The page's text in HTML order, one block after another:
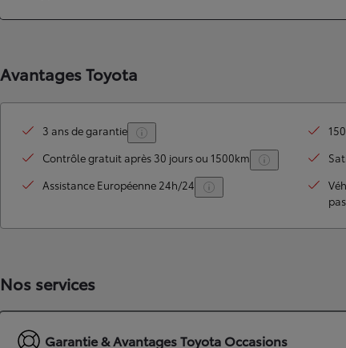
TOYOTA C-HR
HYBRIDE OU HYBRIDE RECHARGEABLE
Avantages Toyota
3 ans de garantie
Contrôle gratuit après 30 jours ou 1500km
Assistance Européenne 24h/24
Nos services
Garantie & Avantages Toyota Occasions